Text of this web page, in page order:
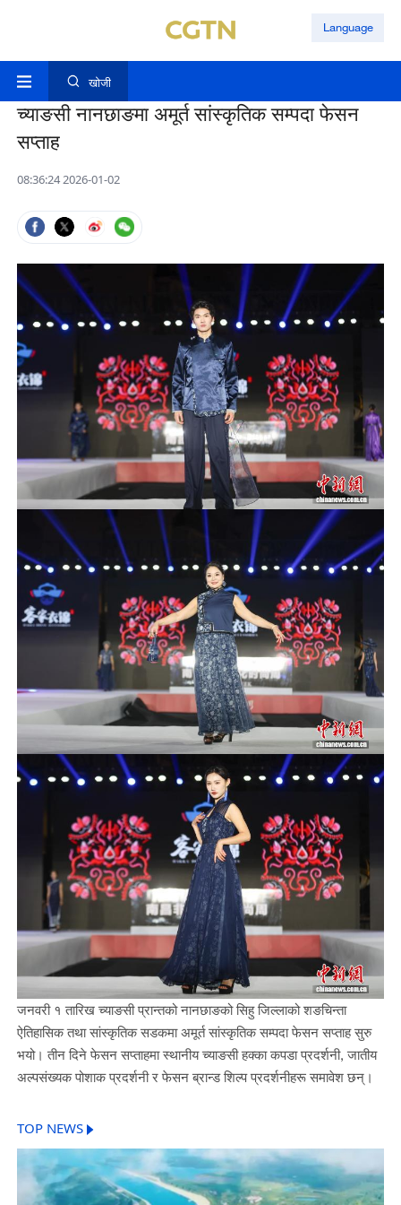
Language
खोजी
च्याङसी नानछाङमा अमूर्त सांस्कृतिक सम्पदा फेसन
सप्ताह
08:36:24 2026-01-02
जनवरी १ तारिख च्याङसी प्रान्तको नानछाङको सिहु जिल्लाको शङचिन्ता
ऐतिहासिक तथा सांस्कृतिक सडकमा अमूर्त सांस्कृतिक सम्पदा फेसन सप्ताह सुरु
भयो। तीन दिने फेसन सप्ताहमा स्थानीय च्याङसी हक्का कपडा प्रदर्शनी, जातीय
अल्पसंख्यक पोशाक प्रदर्शनी र फेसन ब्रान्ड शिल्प प्रदर्शनीहरू समावेश छन्।
TOP NEWS